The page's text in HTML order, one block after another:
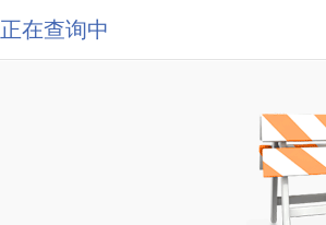
正在查询中